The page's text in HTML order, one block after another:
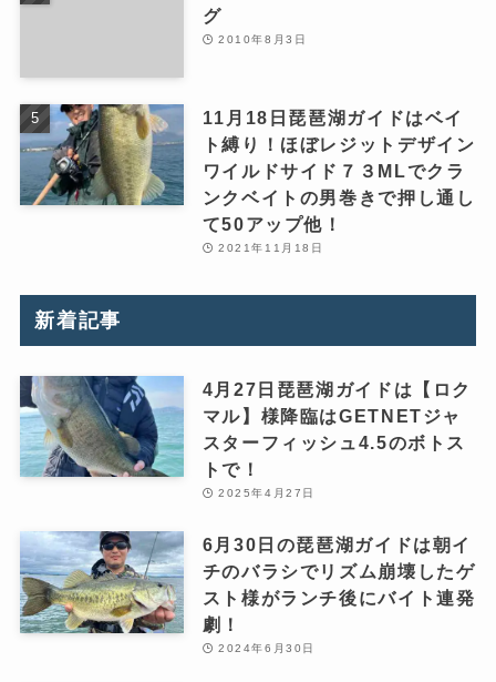
グ
2010年8月3日
11月18日琵琶湖ガイドはベイ
ト縛り！ほぼレジットデザイン
ワイルドサイド７３MLでクラ
ンクベイトの男巻きで押し通し
て50アップ他！
2021年11月18日
新着記事
4月27日琵琶湖ガイドは【ロク
マル】様降臨はGETNETジャ
スターフィッシュ4.5のボトス
トで！
2025年4月27日
6月30日の琵琶湖ガイドは朝イ
チのバラシでリズム崩壊したゲ
スト様がランチ後にバイト連発
劇！
2024年6月30日